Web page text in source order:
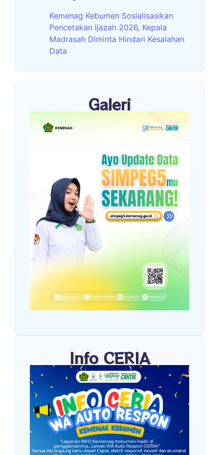
Kemenag Kebumen Sosialisasikan
Pencetakan Ijazah 2026, Kepala
Madrasah Diminta Hindari Kesalahan
Data
Galeri
Info CERIA